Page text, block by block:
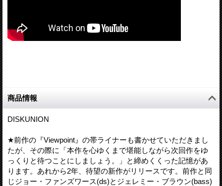
商品情報
DISKUNION
★前作の『Viewpoint』の帯ライナーも書かせていただきまし
たが、その際に「本作を心ゆくまで堪能しながら次回作をゆ
っくりと待つことにしましょう。」と締めくくった記憶があ
ります。あれから2年、待望の新作がリリースです。前作と同
じジョー・ファンズワース(ds)とジェレミー・ブラウン(bass)